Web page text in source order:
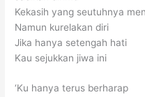
Kekasih yang seutuhnya
Namun kurelakan diri
Jika hanya setengah hati
Kau sejukkan jiwa ini
‘Ku hanya terus berharap